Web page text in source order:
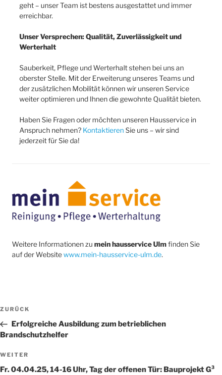
geht – unser Team ist bestens ausgestattet und immer
erreichbar.
Unser Versprechen: Qualität, Zuverlässigkeit und
Werterhalt
Sauberkeit, Pflege und Werterhalt stehen bei uns an
oberster Stelle. Mit der Erweiterung unseres Teams und
der zusätzlichen Mobilität können wir unseren Service
weiter optimieren und Ihnen die gewohnte Qualität bieten.
Haben Sie Fragen oder möchten unseren Hausservice in
Anspruch nehmen? KontaktierenSie uns – wir sind
jederzeit für Sie da!
Weitere Informationen zu mein hausservice Ulmfinden Sie
auf der Websitewww.mein-hausservice-ulm.de.
Beitragsnavigation
Vorheriger
Beitrag
ZURÜCK
Erfolgreiche Ausbildung zum betrieblichen
Brandschutzhelfer
Nächster
Beitrag
WEITER
Fr. 04.04.25, 14-16 Uhr, Tag der offenen Tür: Bauprojekt G³